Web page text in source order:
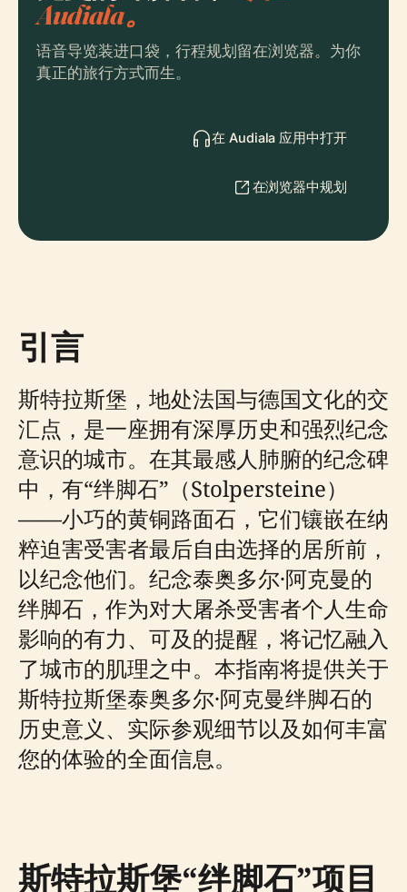
Audiala。
语音导览装进口袋，行程规划留在浏览器。为你
真正的旅行方式而生。
在 Audiala 应用中打开
在浏览器中规划
引言
斯特拉斯堡，地处法国与德国文化的交
汇点，是一座拥有深厚历史和强烈纪念
意识的城市。在其最感人肺腑的纪念碑
中，有“绊脚石”（Stolpersteine）
——小巧的黄铜路面石，它们镶嵌在纳
粹迫害受害者最后自由选择的居所前，
以纪念他们。纪念泰奥多尔·阿克曼的
绊脚石，作为对大屠杀受害者个人生命
影响的有力、可及的提醒，将记忆融入
了城市的肌理之中。本指南将提供关于
斯特拉斯堡泰奥多尔·阿克曼绊脚石的
历史意义、实际参观细节以及如何丰富
您的体验的全面信息。
斯特拉斯堡“绊脚石”项目